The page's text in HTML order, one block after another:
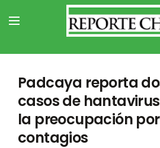
Padcaya reporta
casos de
la preocupación
contagios